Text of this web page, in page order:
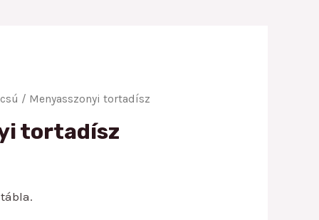
/ Menyasszonyi tortadísz
tortadísz